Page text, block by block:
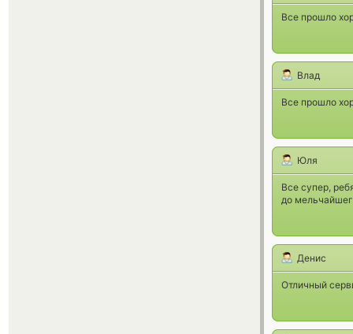
Все прошло
Влад
Все прошло
Юля
Все супер,
до
Денис
Отличный